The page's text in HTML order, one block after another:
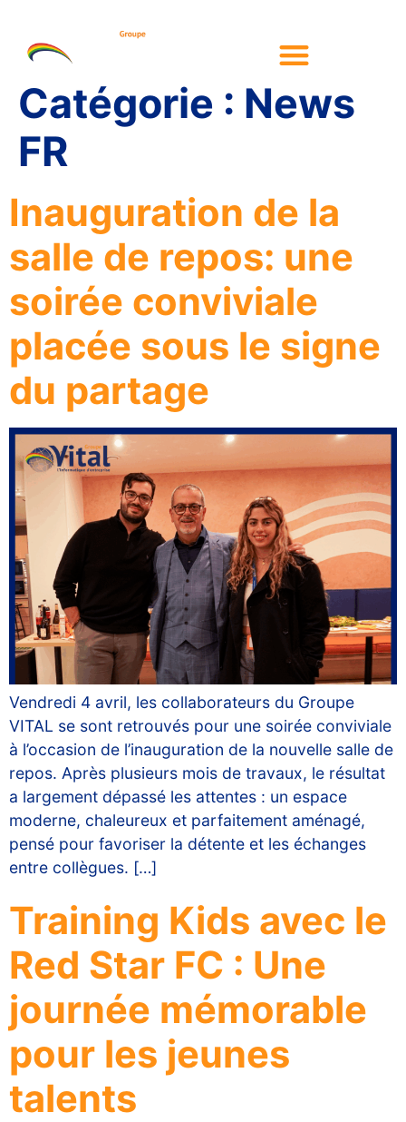
Catégorie : News
FR
Inauguration de la
salle de repos: une
soirée conviviale
placée sous le signe
du partage
Vendredi 4 avril, les collaborateurs du Groupe
VITAL se sont retrouvés pour une soirée conviviale
à l’occasion de l’inauguration de la nouvelle salle de
repos. Après plusieurs mois de travaux, le résultat
a largement dépassé les attentes : un espace
moderne, chaleureux et parfaitement aménagé,
pensé pour favoriser la détente et les échanges
entre collègues. […]
Training Kids avec le
Red Star FC : Une
journée mémorable
pour les jeunes
talents